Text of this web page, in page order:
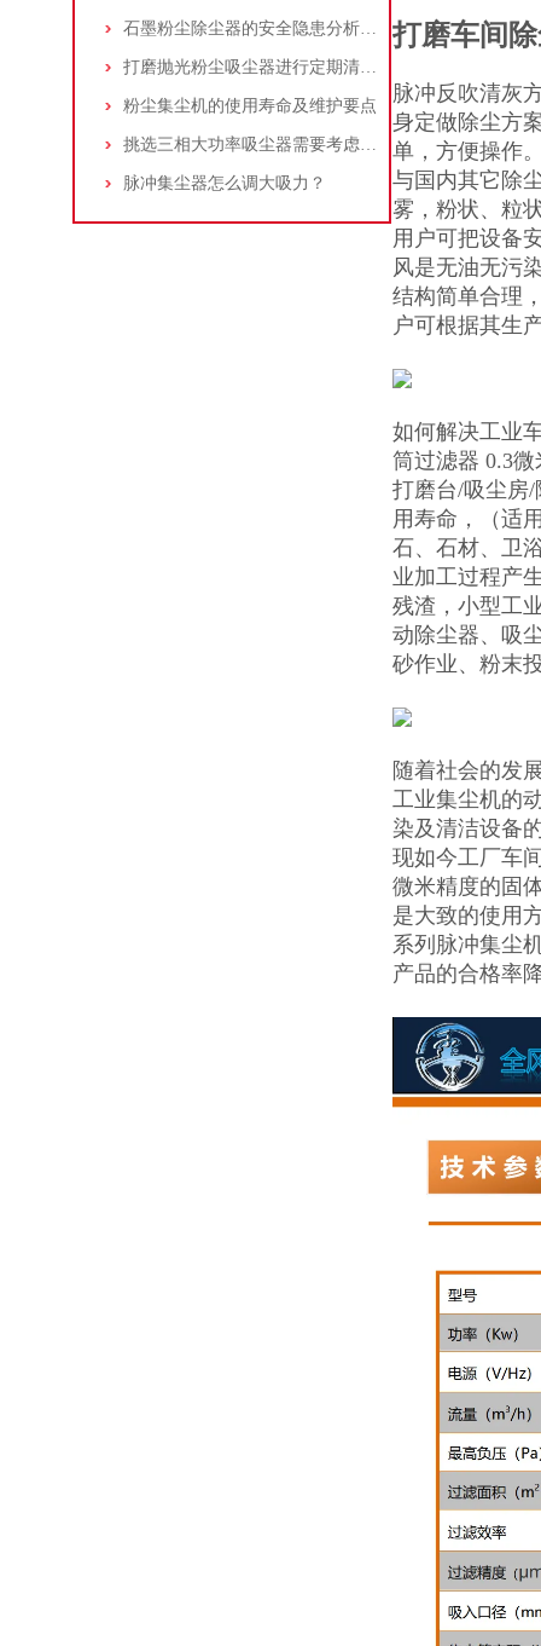
石墨粉尘除尘器的安全隐患分析及应对措施
打磨抛光粉尘吸尘器进行定期清理的重要性
粉尘集尘机的使用寿命及维护要点
挑选三相大功率吸尘器需要考虑哪些问题？
脉冲集尘器怎么调大吸力？
打磨车间
脉冲反吹清灰
身定做除尘方
单，方便操作
与国内其它除
雾，粉状、粒
用户可把设备
风是无油无污
结构简单合理
户可根据其生
如何解决工业
筒过滤器 0.3
打磨台/吸尘房
用寿命，（适
石、石材、卫
业加工过程产
残渣，小型工
动除尘器、吸
砂作业、粉末
随着社会的发
工业集尘机的
染及清洁设备
现如今工厂车
微米精度的固
是大致的使用
系列脉冲集尘
产品的合格率